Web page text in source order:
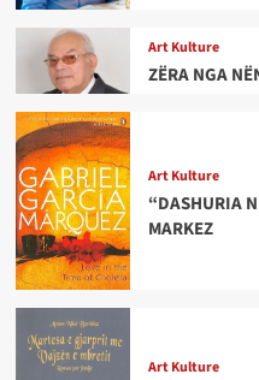
Art Kulture
ZËRA NGA
Art Kulture
“DASHURIA
MARKEZ
Art Kulture